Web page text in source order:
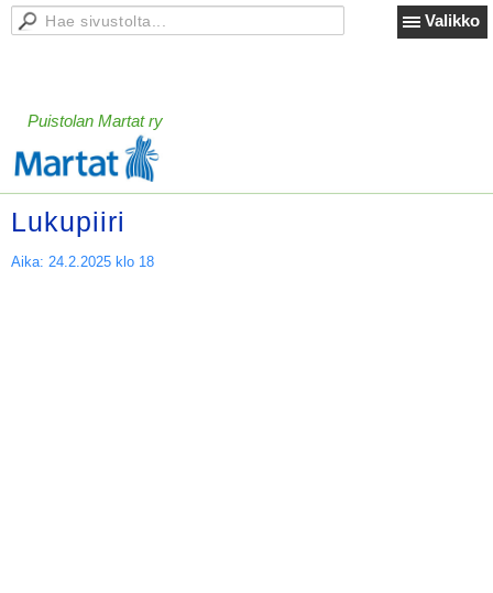
Valikko
Puistolan Martat ry
Lukupiiri
Aika: 24.2.2025 klo 18